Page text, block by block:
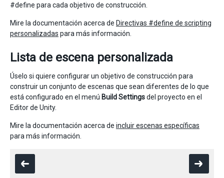
#define para cada objetivo de construcción.
Mire la documentación acerca de Directivas #define de scripting
personalizadas para más información.
Lista de escena personalizada
Úselo si quiere configurar un objetivo de construcción para
construir un conjunto de escenas que sean diferentes de lo que
está configurado en el menú Build Settingsdel proyecto en el
Editor de Unity.
Mire la documentación acerca de incluir escenas específicas
para más información.